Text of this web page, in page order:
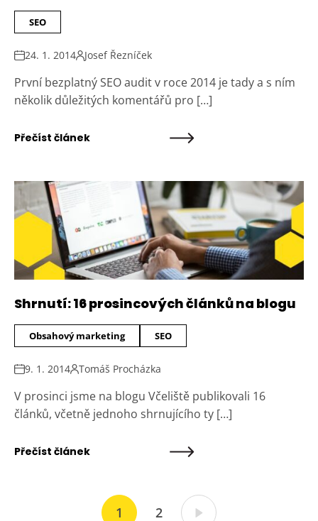
SEO
24. 1. 2014 Josef Řezníček
První bezplatný SEO audit v roce 2014 je tady a s ním
několik důležitých komentářů pro […]
Přečíst článek
Shrnutí: 16 prosincových článků na blogu
Obsahový marketing SEO
9. 1. 2014 Tomáš Procházka
V prosinci jsme na blogu Včeliště publikovali 16
článků, včetně jednoho shrnujícího ty […]
Přečíst článek
1 2